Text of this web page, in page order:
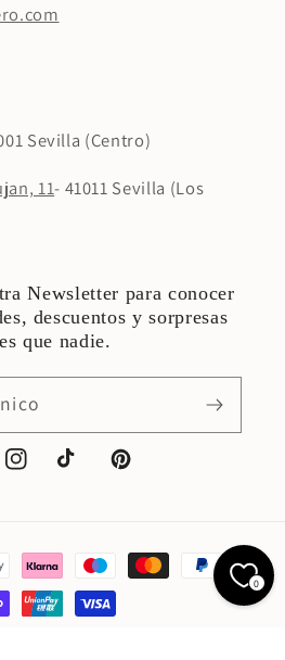
Sevilla (Centro)
11- 41011 Sevilla (Los
Newsletter para conocer
descuentos y sorpresas
que nadie.
InstagramTikTok Pinterest
0